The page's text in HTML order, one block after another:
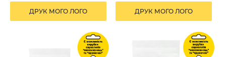
ДРУК МОГО ЛОГО ДРУК МОГО ЛОГО